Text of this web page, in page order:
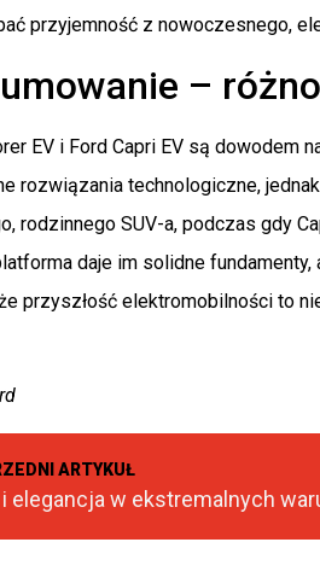
przyjemność z nowoczesnego,
–
EV i Ford Capri EV są dowodem
rozwiązania technologiczne,
rodzinnego SUV-a, podczas gdy
daje im solidne
przyszłość elektromobilności to
ARTYKUŁ